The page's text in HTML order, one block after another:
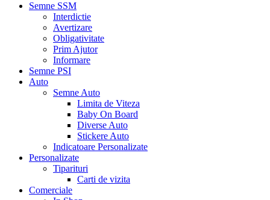
Semne SSM
Interdictie
Avertizare
Obligativitate
Prim Ajutor
Informare
Semne PSI
Auto
Semne Auto
Limita de Viteza
Baby On Board
Diverse Auto
Stickere Auto
Indicatoare Personalizate
Personalizate
Tiparituri
Carti de vizita
Comerciale